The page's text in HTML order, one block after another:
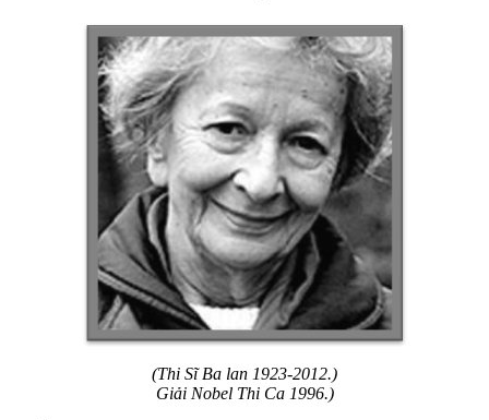
(Thi Sĩ Ba lan 1923-2012.)
Giải Nobel Thi Ca 1996.)